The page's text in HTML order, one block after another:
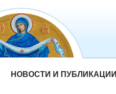
НОВОСТИ И ПУБЛИКАЦИИ